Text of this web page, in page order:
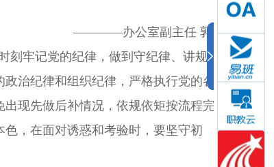
————办公室副主任 郭娟
刻牢记党的纪律，做到守纪律、讲规
治纪律和组织纪律，严格执行党的各
现先做后补情况，依规依矩按流程完
，在面对诱惑和考验时，要坚守初